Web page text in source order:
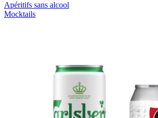
Apéritifs sans alcool
Mocktails